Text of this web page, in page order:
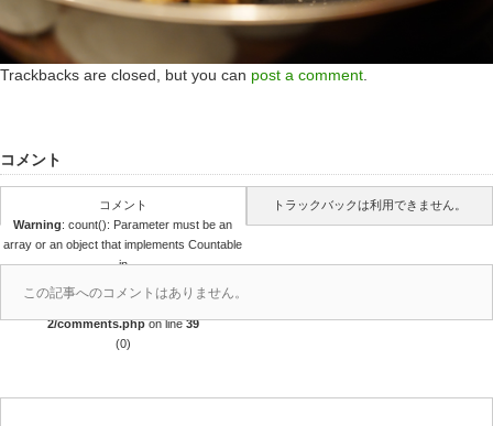
Trackbacks are closed, but you can post a comment
コメント
コメント
Warning: count(): Parameter must be an
array or an object that implements Countable
in
/home/r4688280/public_html/takedataro.c
om/wp-content/themes/amore_tcd028-
2/comments.phpon line39
(0)
トラックバックは利用できません。
この記事へのコメントはありません。